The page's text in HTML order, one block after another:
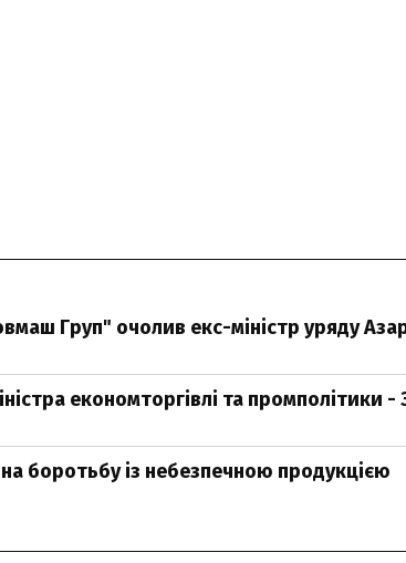
Груп" очолив екс-міністр уряду
економторгівлі та промполітики -
боротьбу із небезпечною продукцією